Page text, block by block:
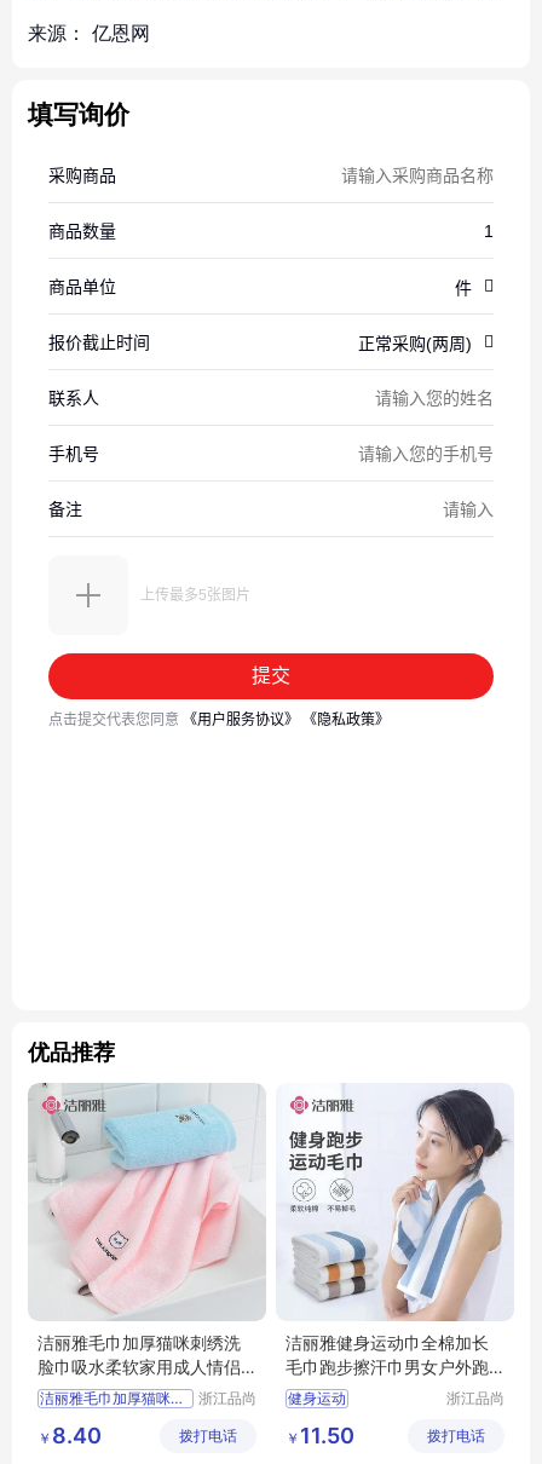
来源： 亿恩网
填写询价
优品推荐
洁丽雅毛巾加厚猫咪刺绣洗
脸巾吸水柔软家用成人情侣
面巾洗澡巾
洁丽雅毛巾加厚猫咪刺绣洗脸巾
洁丽雅 毛巾
浙江品尚
公司
￥ 8.40 拨打电话
洁丽雅健身运动巾全棉加长
毛巾跑步擦汗巾男女户外跑
步巾条纹面巾
健身运动
浙江品尚
公司
￥ 11.50 拨打电话